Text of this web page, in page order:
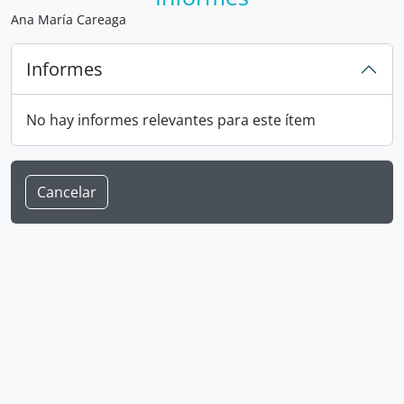
Ana María Careaga
Informes
No hay informes relevantes para este ítem
Cancelar